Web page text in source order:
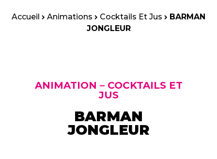
Accueil Animations Cocktails Et Jus
BARMAN
JONGLEUR
ANIMATION – COCKTAILS ET
JUS
BARMAN
JONGLEUR